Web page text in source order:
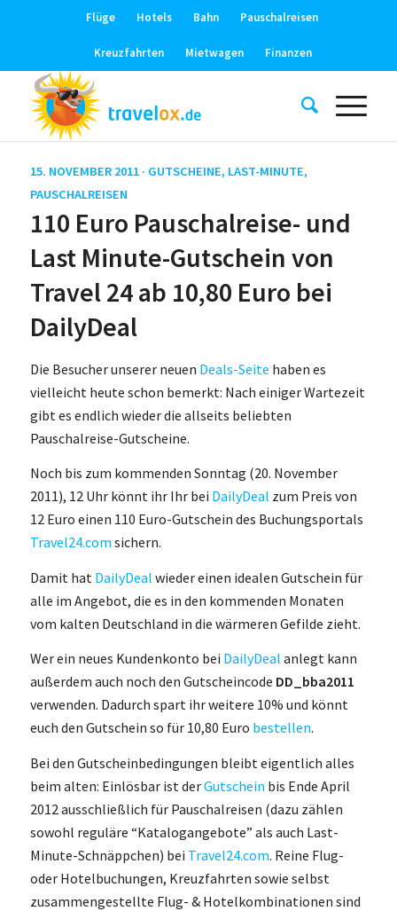
Flüge Hotels Bahn Pauschalreisen
Kreuzfahrten Mietwagen Finanzen
15. NOVEMBER 2011 · GUTSCHEINE, LAST-MINUTE,
PAUSCHALREISEN
110 Euro Pauschalreise- und
Last Minute-Gutschein von
Travel 24 ab 10,80 Euro bei
DailyDeal
Die Besucher unserer neuen Deals-Seite haben es
vielleicht heute schon bemerkt: Nach einiger Wartezeit
gibt es endlich wieder die allseits beliebten
Pauschalreise-Gutscheine.
Noch bis zum kommenden Sonntag (20. November
2011), 12 Uhr könnt ihr Ihr bei DailyDeal zum Preis von
12 Euro einen 110 Euro-Gutschein des Buchungsportals
Travel24.com sichern.
Damit hat DailyDeal wieder einen idealen Gutschein für
alle im Angebot, die es in den kommenden Monaten
vom kalten Deutschland in die wärmeren Gefilde zieht.
Wer ein neues Kundenkonto bei DailyDeal anlegt kann
außerdem auch noch den Gutscheincode DD_bba2011
verwenden. Dadurch spart ihr weitere 10% und könnt
euch den Gutschein so für 10,80 Euro bestellen.
Bei den Gutscheinbedingungen bleibt eigentlich alles
beim alten: Einlösbar ist derGutschein bis Ende April
2012 ausschließlich für Pauschalreisen (dazu zählen
sowohl reguläre “Katalogangebote” als auch Last-
Minute-Schnäppchen) bei Travel24.com. Reine Flug-
oder Hotelbuchungen, Kreuzfahrten sowie selbst
zusammengestellte Flug- & Hotelkombinationen sind